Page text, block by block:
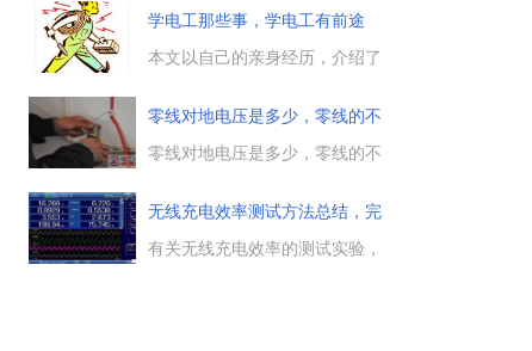
障，造成短路的原因多种多样，
常见的防止短路故障危害扩大的
措施，是在电路中接入熔断器或
次事故发生。...
学电工那些事，学电工有前途
吗，维修
本文以自己的亲身经历，介绍了
手朋友会问学电工有前途吗，希
望你能从我这篇车间维修电工的
工作历程，体会到电工的不易，
零线对地电压是多少，零线的不
对地
零线对地电压是多少，零线的不
压的小知识，零线对地电压是多
少，零线的不对地电压是多少，
零线与地线之间的电压一般小于
无线充电效率测试方法总结，完
整实
有关无线充电效率的测试实验，